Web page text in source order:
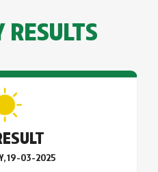
RESULTS
19-03-2025